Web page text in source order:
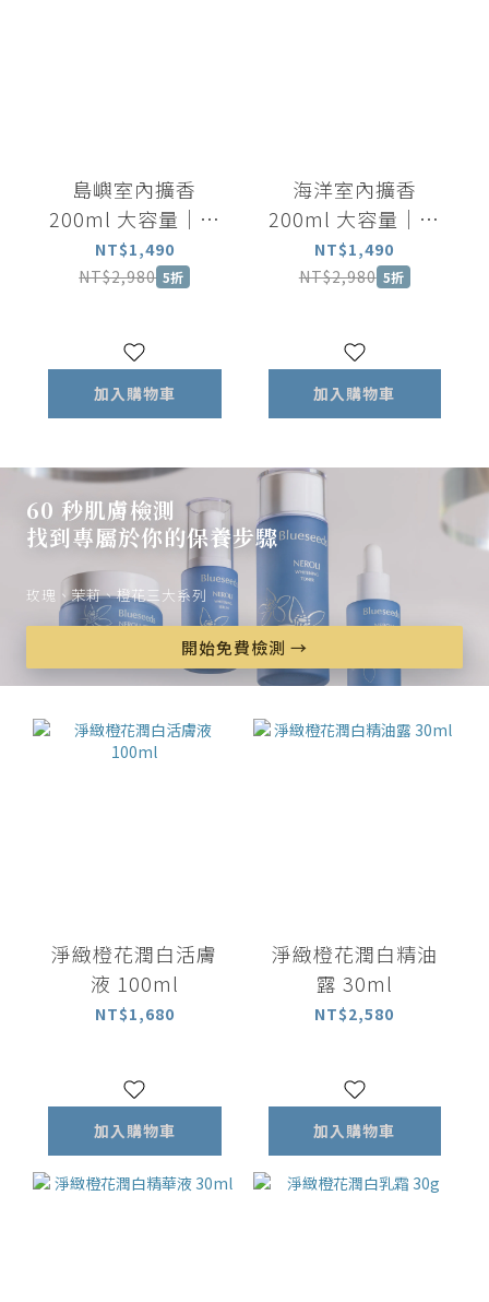
島嶼室內擴香
200ml 大容量｜木
質調
NT$1,490
NT$2,980 5折
加入購物車
海洋室內擴香
200ml 大容量｜木
質花香調
NT$1,490
NT$2,980 5折
加入購物車
60 秒肌膚檢測
找到專屬於你的保養步驟
玫瑰、茉莉、橙花三大系列
開始免費檢測 →
淨緻橙花潤白活膚
液 100ml
NT$1,680
加入購物車
淨緻橙花潤白精油
露 30ml
NT$2,580
加入購物車